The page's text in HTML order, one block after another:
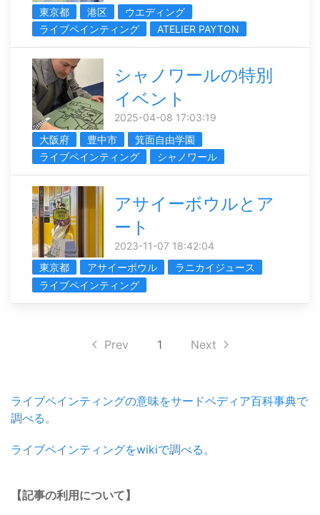
東京都
港区
ウエディング
ライブペインティング
ATELIER PAYTON
シャノワールの特別
イベント
2025-04-08 17:03:19
大阪府
豊中市
箕面自由学園
ライブペインティング
シャノワール
アサイーボウルとア
ート
2023-11-07 18:42:04
東京都
アサイーボウル
ラニカイジュース
ライブペインティング
Prev 1 Next
ライブペインティングの意味をサードペディア百科事典で
調べる。
ライブペインティングをwikiで調べる。
【記事の利用について】